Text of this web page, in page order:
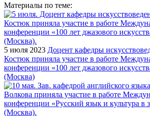
Материалы по теме:
5 июля 2023 Доцент кафедры
Костюк приняла участие в работе
конференции «100 лет джазового
(Москва)